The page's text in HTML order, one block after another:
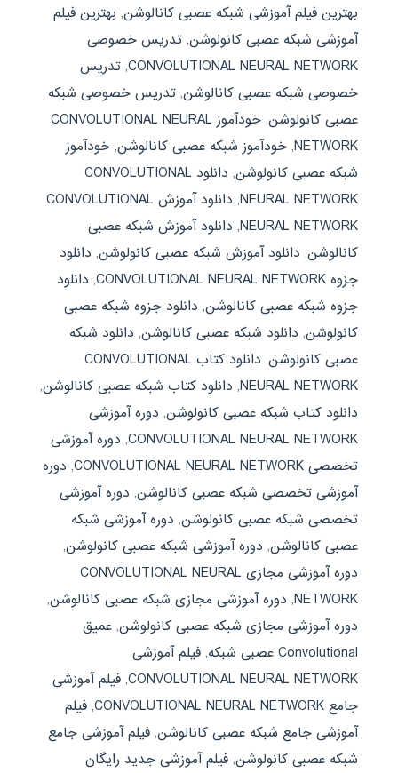
بهترین فیلم آموزشی شبکه عصبی کانالوشن, بهترین فیلم
آموزشی شبکه عصبی کانولوشن, تدریس خصوصی
CONVOLUTIONAL NEURAL NETWORK
, تدریس
خصوصی شبکه عصبی کانالوشن, تدریس خصوصی شبکه
عصبی کانولوشن,
خودآموز CONVOLUTIONAL NEURAL
NETWORK
, خودآموز شبکه عصبی کانالوشن, خودآموز
شبکه عصبی کانولوشن,
دانلود CONVOLUTIONAL
NEURAL NETWORK
,
دانلود آموزش CONVOLUTIONAL
NEURAL NETWORK
, دانلود آموزش شبکه عصبی
کانالوشن, دانلود آموزش شبکه عصبی کانولوشن, دانلود
جزوه CONVOLUTIONAL NEURAL NETWORK
, دانلود
جزوه شبکه عصبی کانالوشن, دانلود جزوه شبکه عصبی
کانولوشن, دانلود شبکه عصبی کانالوشن, دانلود شبکه
عصبی کانولوشن,
دانلود کتاب CONVOLUTIONAL
NEURAL NETWORK
, دانلود کتاب شبکه عصبی کانالوشن,
دانلود کتاب شبکه عصبی کانولوشن, دوره آموزشی
CONVOLUTIONAL NEURAL NETWORK
, دوره آموزشی
تخصصی CONVOLUTIONAL NEURAL NETWORK
, دوره
آموزشی تخصصی شبکه عصبی کانالوشن, دوره آموزشی
تخصصی شبکه عصبی کانولوشن, دوره آموزشی شبکه
عصبی کانالوشن, دوره آموزشی شبکه عصبی کانولوشن,
دوره آموزشی مجازی CONVOLUTIONAL NEURAL
NETWORK
, دوره آموزشی مجازی شبکه عصبی کانالوشن,
دوره آموزشی مجازی شبکه عصبی کانولوشن, عمیق
Convolutional عصبی شبکه
, فیلم آموزشی
CONVOLUTIONAL NEURAL NETWORK
, فیلم آموزشی
جامع CONVOLUTIONAL NEURAL NETWORK
, فیلم
آموزشی جامع شبکه عصبی کانالوشن, فیلم آموزشی جامع
شبکه عصبی کانولوشن, فیلم آموزشی جدید رایگان